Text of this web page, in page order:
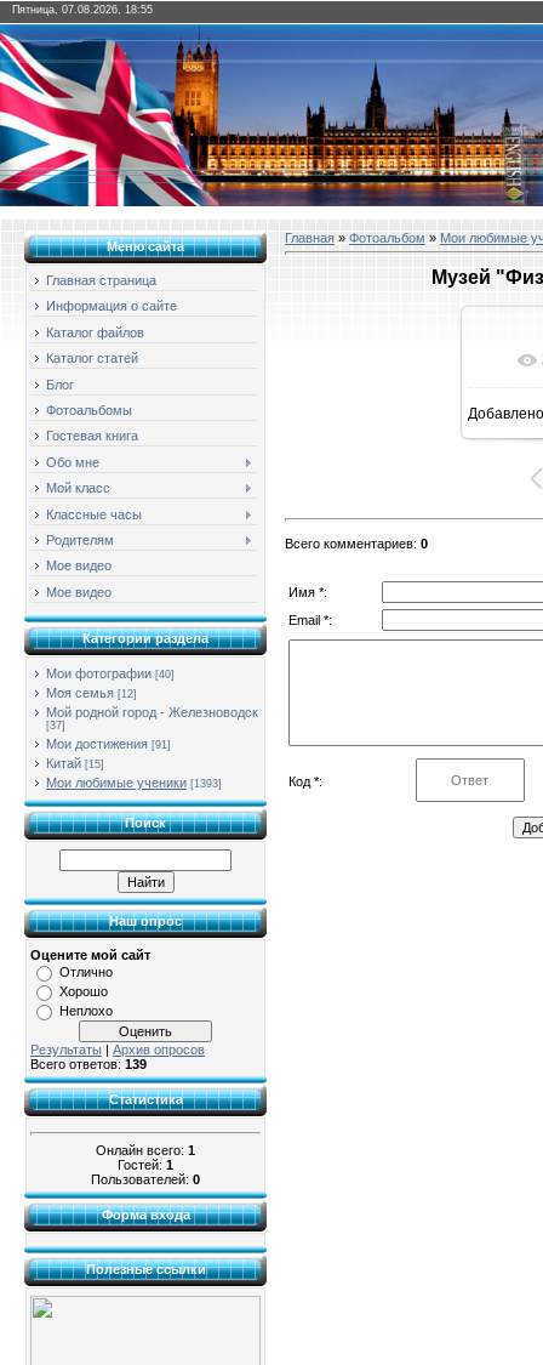
Пятница, 07.08.2026, 18:55
Меню сайта
Главная страница
Информация о сайте
Каталог файлов
Каталог статей
Блог
Фотоальбомы
Гостевая книга
Обо мне
Мой класс
Классные часы
Родителям
Мое видео
Мое видео
Категории раздела
Мои фотографии [40]
Моя семья [12]
Мой родной город - Железноводск
[37]
Мои достижения [91]
Китай [15]
Мои любимые ученики [1393]
Поиск
Наш опрос
Оцените мой сайт
Отлично
Хорошо
Неплохо
Результаты | Архив опросов
Всего ответов: 139
Статистика
Онлайн всего: 1
Гостей: 1
Пользователей: 0
Форма входа
Полезные ссылки
Главная » Фотоальбом » Мои любимые
Музей
Добавлено
Всего комментариев: 0
Имя *:
Email *:
Код *: